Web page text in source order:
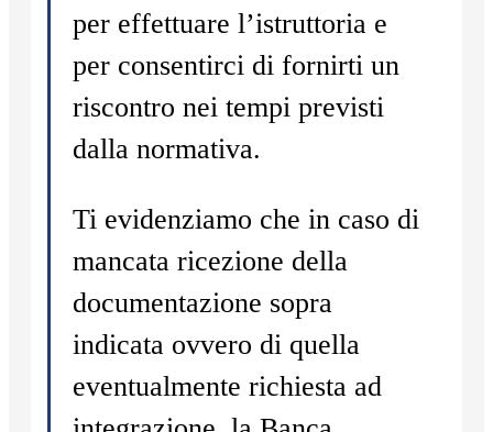
per effettuare l’istruttoria e
per consentirci di fornirti un
riscontro nei tempi previsti
dalla normativa.
Ti evidenziamo che in caso di
mancata ricezione della
documentazione sopra
indicata ovvero di quella
eventualmente richiesta ad